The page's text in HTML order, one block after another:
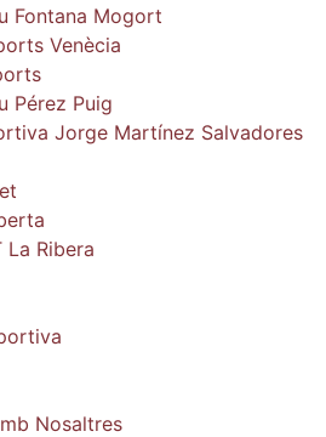
Fontana Mogort
Venècia
Pérez Puig
Jorge Martínez Salvadores
La Ribera
Nosaltres